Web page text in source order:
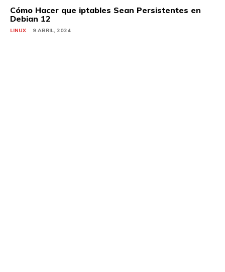
Cómo Hacer que iptables Sean Persistentes en
Debian 12
LINUX 9 ABRIL, 2024